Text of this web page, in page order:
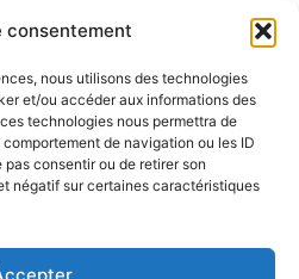
consentement
nous utilisons des technologies
et/ou accéder aux informations des
technologies nous permettra de
de navigation ou les ID
consentir ou de retirer son
négatif sur certaines caractéristiques